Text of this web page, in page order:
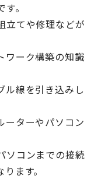
。
立てや修理などが
ワーク構築の知識
ル線を引き込みし
ーターやパソコン
ソコンまでの接続
ます。